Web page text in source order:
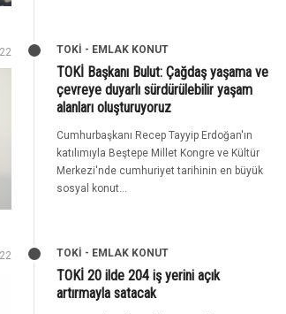
TOKİ - EMLAK KONUT
TOKİ Başkanı Bulut: Çağdaş yaşama ve
çevreye duyarlı sürdürülebilir yaşam
alanları oluşturuyoruz
Cumhurbaşkanı Recep Tayyip Erdoğan'ın
katılımıyla Beştepe Millet Kongre ve Kültür
Merkezi'nde cumhuriyet tarihinin en büyük
sosyal konut...
TOKİ - EMLAK KONUT
TOKİ 20 ilde 204 iş yerini açık
artırmayla satacak